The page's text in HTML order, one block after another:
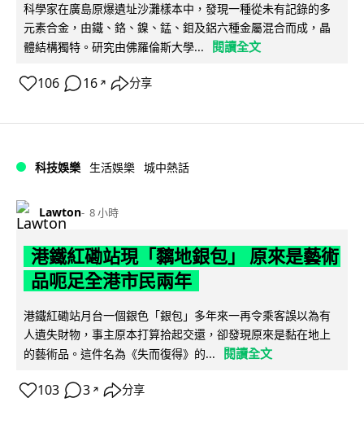
科學家在廣島原爆遺址沙灘樣本中，發現一種從未有記錄的多
元素合金，由鐵、鉻、鎳、錳、鉬及鋁六種金屬混合而成，晶
體結構獨特。研究由佛羅倫斯大學...
閱讀全文
106 16 ↗ 分享
科技娛樂 生活娛樂 城中熱話
Lawton 8 小時
港鐵紅磡站現「黐地銀包」 原來是藝術
品呃足全港市民兩年
港鐵紅磡站月台一個銀色「銀包」多年來一再令乘客誤以為有
人遺失財物，事主原本打算拾起交還，卻發現原來是黏在地上
的藝術品。這件名為《失而復得》的...
閱讀全文
103 3 ↗ 分享